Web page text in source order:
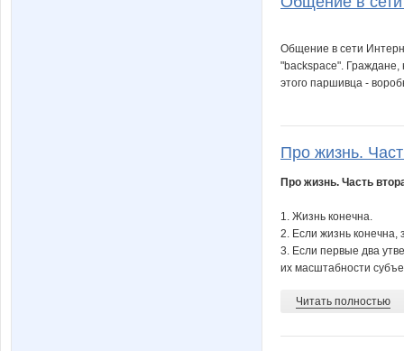
Общение в сети
"backspace". Граждане,
этого паршивца -
Про жизнь.
Про жизнь. Часть
1. Жизнь конечна.
2. Если жизнь конечна,
3. Если первые два
их масштабности
Читать полностью